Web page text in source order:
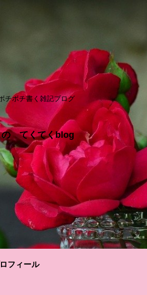
チボチ書く雑記ブログ
の てくてくblog
フィール